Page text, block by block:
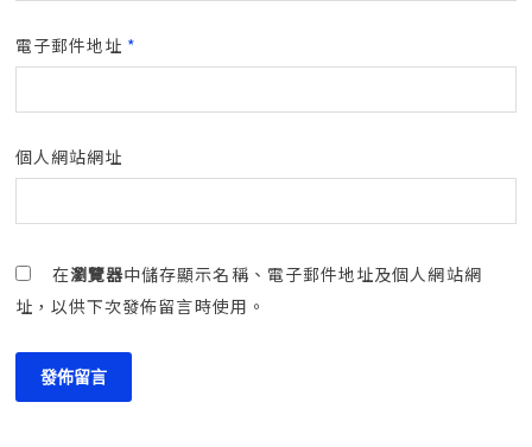
電子郵件地址 *
個人網站網址
在瀏覽器中儲存顯示名稱、電子郵件地址及個人網站網
址，以供下次發佈留言時使用。